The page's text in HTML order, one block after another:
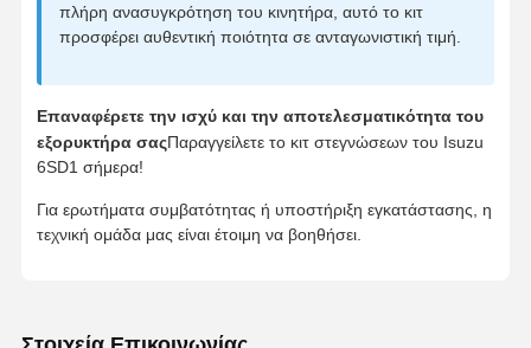
πλήρη ανασυγκρότηση του κινητήρα, αυτό το κιτ
προσφέρει αυθεντική ποιότητα σε ανταγωνιστική τιμή.
Επαναφέρετε την ισχύ και την αποτελεσματικότητα του
εξορυκτήρα σαςΠαραγγείλετε το κιτ στεγνώσεων του Isuzu
6SD1 σήμερα!
Για ερωτήματα συμβατότητας ή υποστήριξη εγκατάστασης, η
τεχνική ομάδα μας είναι έτοιμη να βοηθήσει.